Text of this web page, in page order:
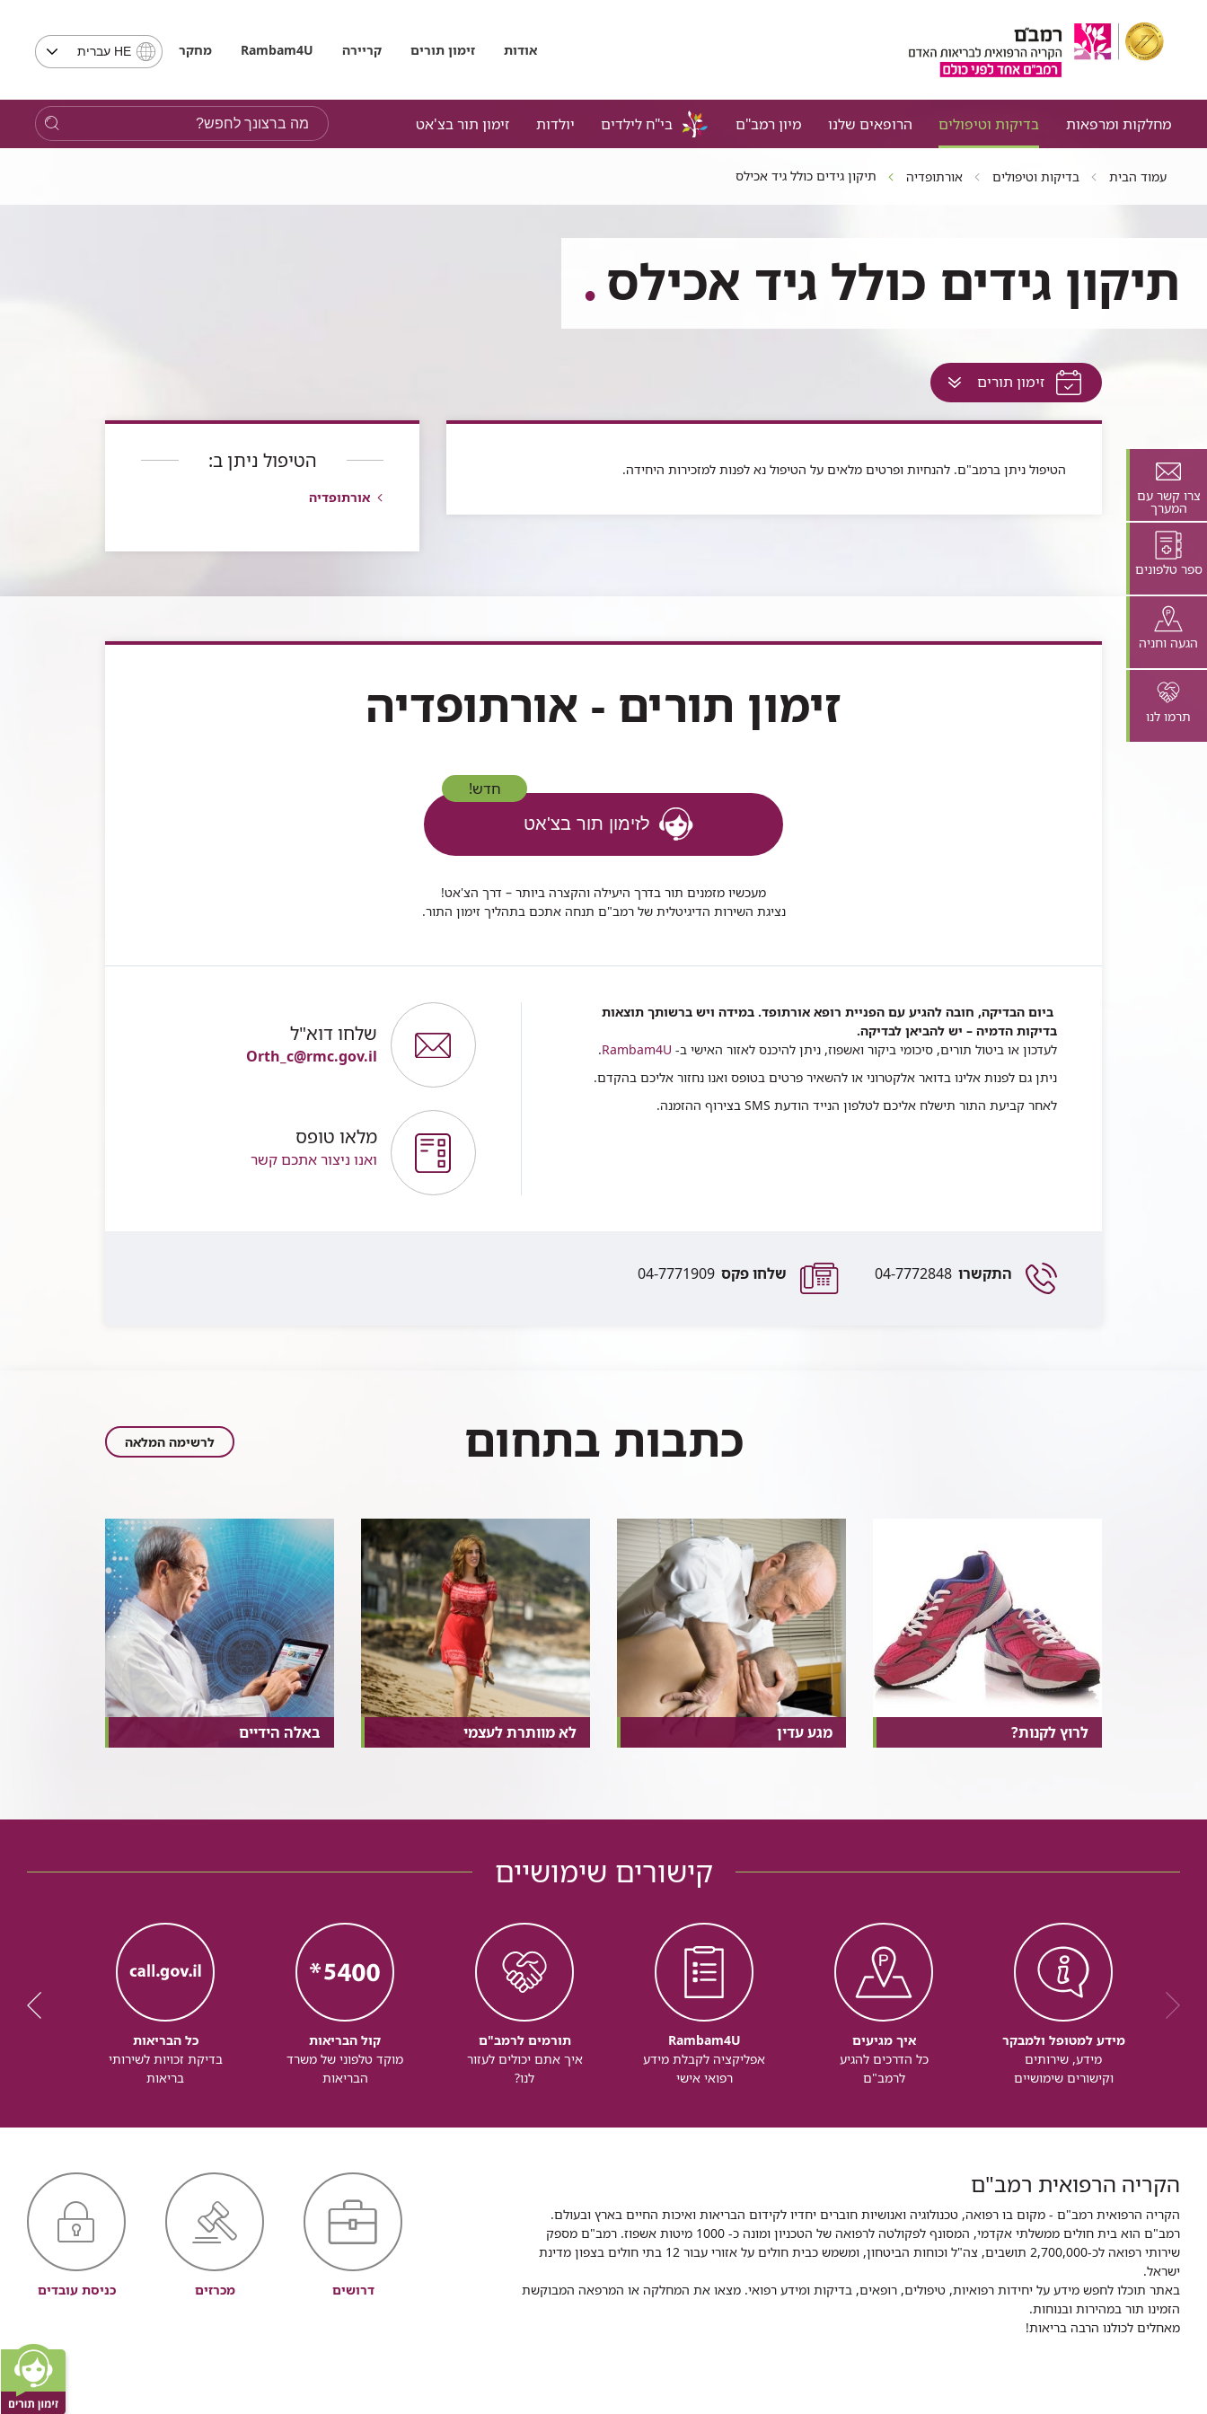
אודות זימון תורים קריירה Rambam4U מחקר
בחירת
שים
לב,
בבחירת
לאתר
HE עברית
מחלקות ומרפאות בדיקות וטיפולים הרופאים שלנו מיון רמב"ם בי"ח לילדים יולדות זימון תור בצ'אט
מה
ברצונך
לחפש?
צרו קשר עם
המערך
ספר טלפונים
הגעה וחניה
תרמו לנו
עמוד הבית בדיקות וטיפולים אורתופדיה תיקון גידים כולל גיד אכילס
תיקון גידים כולל גיד אכילס
זימון תוריםלחץ
למעבר
לתוכן
בדף
הטיפול ניתן ברמב"ם. להנחיות ופרטים מלאים על הטיפול נא לפנות למזכירות היחידה. הטיפול ניתן ב:
אורתופדיה
זימון תורים - אורתופדיה
חדש!
לזימון תור בצ'אט
מעכשיו מזמנים תור בדרך היעילה והקצרה ביותר – דרך הצ'אט!
נציגת השירות הדיגיטלית של רמב"ם תנחה אתכם בתהליך זימון התור.
ביום הבדיקה, חובה להגיע עם הפניית רופא אורתופד. במידה ויש ברשותך תוצאות
בדיקות הדמיה – יש להביאן לבדיקה.
לעדכון או ביטול תורים, סיכומי ביקור ואשפוז, ניתן להיכנס לאזור האישי ב- Rambam4U
.
ניתן גם לפנות אלינו בדואר אלקטרוני או להשאיר פרטים בטופס ואנו נחזור אליכם בהקדם.
לאחר קביעת התור תישלח אליכם לטלפון הנייד הודעת SMS בצירוף ההזמנה.
שלחו דוא"ל
Orth_c@rmc.gov.il
מלאו טופס
ואנו ניצור אתכם קשר
התקשרו 04-7772848 שלחו פקס 04-7771909
כתבות בתחום
כתבות
בתחום
לרשימה המלאה
לרוץ לקנות? מגע עדין לא מוותרת לעצמי באלה הידיים
קישורים שימושיים
מידע למטופל ולמבקר
מידע, שירותים
וקישורים שימושיים
איך מגיעים
כל הדרכים להגיע
לרמב"ם
Rambam4U
אפליקציה לקבלת מידע
רפואי אישי
תורמים לרמב"ם
איך אתם יכולים לעזור
לנו?
קול הבריאות
מוקד טלפוני של משרד
הבריאות
כל הבריאות
בדיקת זכויות לשירותי
בריאות
הקריה הרפואית רמב"ם
הקריה הרפואית רמב"ם - מקום בו רפואה, טכנולוגיה ואנושיות חוברים יחדיו לקידום הבריאות ואיכות החיים בארץ ובעולם.
רמב"ם הוא בית חולים ממשלתי אקדמי, המסונף לפקולטה לרפואה של הטכניון ומונה כ- 1000 מיטות אשפוז. רמב"ם מספק
שירותי רפואה לכ-2,700,000 תושבים, צה"ל וכוחות הביטחון, ומשמש כבית חולים על אזורי עבור 12 בתי חולים בצפון מדינת
ישראל.
באתר תוכלו לחפש מידע על יחידות רפואיות, טיפולים, רופאים, בדיקות ומידע רפואי. מצאו את המחלקה או המרפאה המבוקשת
הזמינו תור במהירות ובנוחות.
מאחלים לכולנו הרבה בריאות!
דרושים מכרזים כניסת עובדים